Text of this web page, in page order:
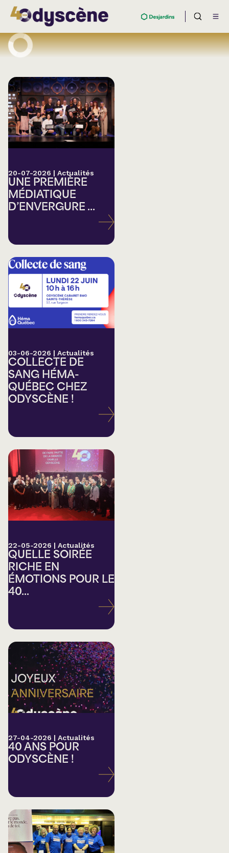
20-07-2026 | Actualités
UNE PREMIÈRE
MÉDIATIQUE
D’ENVERGURE ...
03-06-2026 | Actualités
COLLECTE DE
SANG HÉMA-
QUÉBEC CHEZ
ODYSCÈNE !
22-05-2026 | Actualités
QUELLE SOIRÉE
RICHE EN
ÉMOTIONS POUR LE
40...
27-04-2026 | Actualités
40 ANS POUR
ODYSCÈNE !